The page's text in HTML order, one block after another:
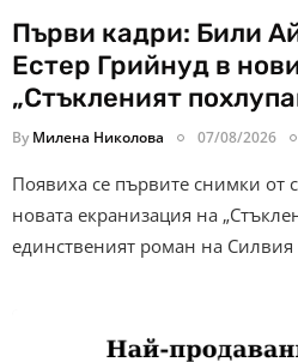
Първи кадри: Били
Естер Грийнуд в
„Стъкленият
By Милена Николова 07/08/2026
Появиха се първите снимки от
новата екранизация на
единственият роман на